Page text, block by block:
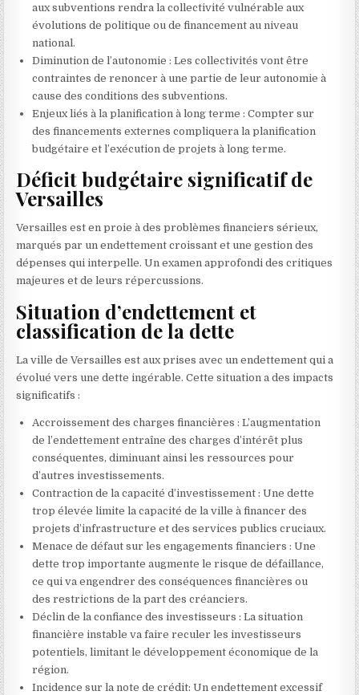
aux subventions rendra la collectivité vulnérable aux
évolutions de politique ou de financement au niveau
national.
Diminution de l’autonomie : Les collectivités vont être
contraintes de renoncer à une partie de leur autonomie à
cause des conditions des subventions.
Enjeux liés à la planification à long terme : Compter sur
des financements externes compliquera la planification
budgétaire et l’exécution de projets à long terme.
Déficit budgétaire significatif de
Versailles
Versailles est en proie à des problèmes financiers sérieux,
marqués par un endettement croissant et une gestion des
dépenses qui interpelle. Un examen approfondi des critiques
majeures et de leurs répercussions.
Situation d’endettement et
classification de la dette
La ville de Versailles est aux prises avec un endettement qui a
évolué vers une dette ingérable. Cette situation a des impacts
significatifs :
Accroissement des charges financières : L’augmentation
de l’endettement entraîne des charges d’intérêt plus
conséquentes, diminuant ainsi les ressources pour
d’autres investissements.
Contraction de la capacité d’investissement : Une dette
trop élevée limite la capacité de la ville à financer des
projets d’infrastructure et des services publics cruciaux.
Menace de défaut sur les engagements financiers : Une
dette trop importante augmente le risque de défaillance,
ce qui va engendrer des conséquences financières ou
des restrictions de la part des créanciers.
Déclin de la confiance des investisseurs : La situation
financière instable va faire reculer les investisseurs
potentiels, limitant le développement économique de la
région.
Incidence sur la note de crédit: Un endettement excessif